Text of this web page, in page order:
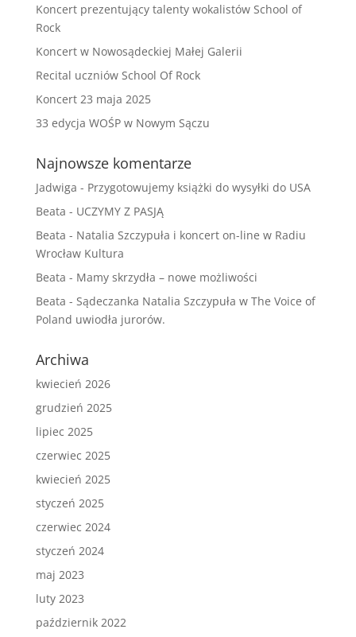
Koncert prezentujący talenty wokalistów School of
Rock
Koncert w Nowosądeckiej Małej Galerii
Recital uczniów School Of Rock
Koncert 23 maja 2025
33 edycja WOŚP w Nowym Sączu
Najnowsze komentarze
Jadwiga - Przygotowujemy książki do wysyłki do USA
Beata - UCZYMY Z PASJĄ
Beata - Natalia Szczypuła i koncert on-line w Radiu
Wrocław Kultura
Beata - Mamy skrzydła – nowe możliwości
Beata - Sądeczanka Natalia Szczypuła w The Voice of
Poland uwiodła jurorów.
Archiwa
kwiecień 2026
grudzień 2025
lipiec 2025
czerwiec 2025
kwiecień 2025
styczeń 2025
czerwiec 2024
styczeń 2024
maj 2023
luty 2023
październik 2022